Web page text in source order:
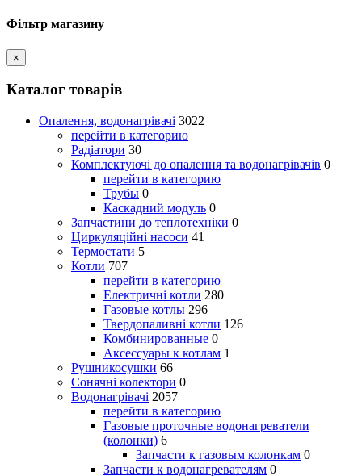
Фільтр магазину
×
Каталог товарів
Опалення, водонагрівачі 3022
перейти в категорию
Радіатори 30
Комплектуючі до опалення та водонагрівачів 0
перейти в категорию
Трубы 0
Каскадний модуль 0
Запчастини до теплотехніки 0
Циркуляційні насоси 41
Термостати 5
Котли 707
перейти в категорию
Електричні котли 280
Газовые котлы 296
Твердопаливні котли 126
Комбинированные 0
Аксессуары к котлам 1
Рушникосушки 66
Сонячні колектори 0
Водонагрівачі 2057
перейти в категорию
Газовые проточные водонагреватели
(колонки) 6
Запчасти к газовым колонкам 0
Запчасти к водонагревателям 0